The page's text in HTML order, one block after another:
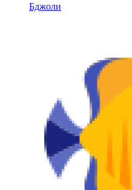
Бджоли